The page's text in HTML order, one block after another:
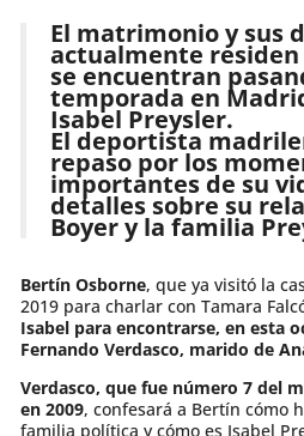
El matrimonio y sus
actualmente residen
se encuentran
temporada en
Isabel Preysler.
El deportista
repaso por los
importantes de su
detalles sobre su
Boyer y la familia
Bertín Osborne, que ya visitó la
2019 para charlar con Tamara
Isabel para encontrarse, en esta
Fernando Verdasco, marido de
Verdasco, que fue número 7 del
en 2009, confesará a Bertín cómo
familia política y cómo es Isabel